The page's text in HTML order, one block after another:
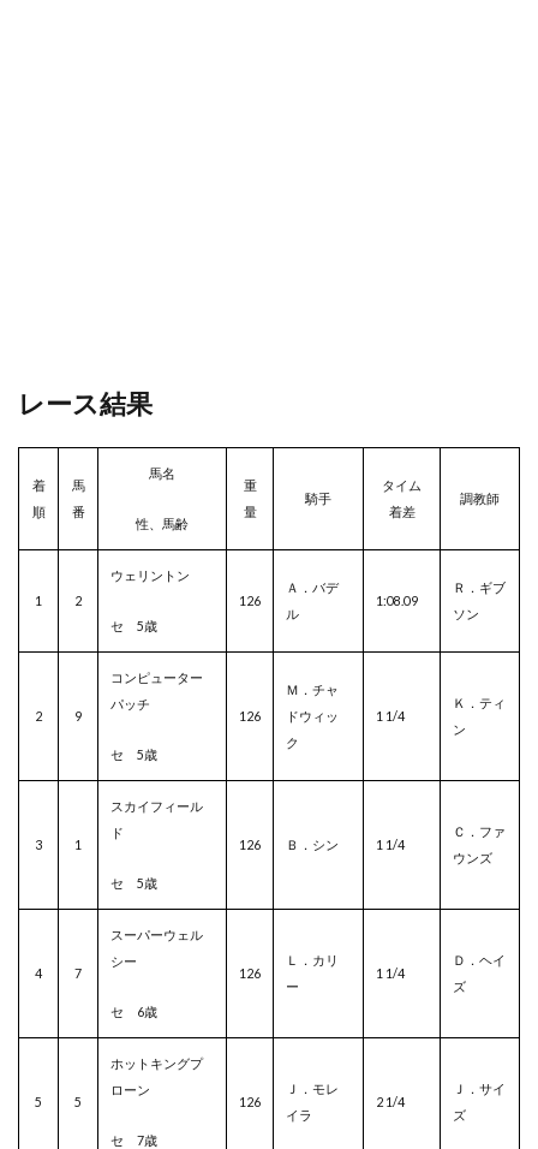
レース結果
着
順
馬
番
馬名
性、馬齢
重
量
騎手
タイム
着差
調教師
1 2
ウェリントン
セ 5歳
126
Ａ．バデ
ル
1:08.09
Ｒ．ギブ
ソン
2 9
コンピューター
パッチ
セ 5歳
126
Ｍ．チャ
ドウィッ
ク
1 1/4
Ｋ．ティ
ン
3 1
スカイフィール
ド
セ 5歳
126 Ｂ．シン 1 1/4
Ｃ．ファ
ウンズ
4 7
スーパーウェル
シー
セ 6歳
126
Ｌ．カリ
ー
1 1/4
Ｄ．ヘイ
ズ
5 5
ホットキングプ
ローン
セ 7歳
126
Ｊ．モレ
イラ
2 1/4
Ｊ．サイ
ズ